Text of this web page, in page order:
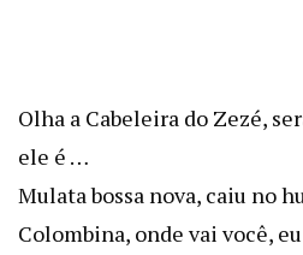
Olha a Cabeleira do Zezé,
ele é …
Mulata bossa nova, caiu no
Colombina, onde vai você,